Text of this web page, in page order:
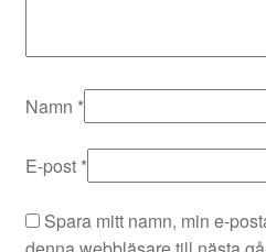
Namn *
E-post *
Spara mitt namn, min e-